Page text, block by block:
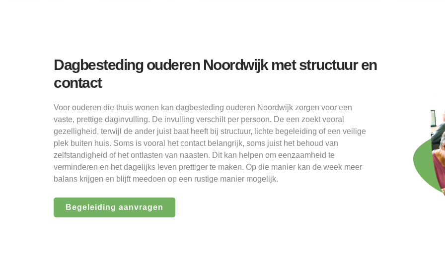
Dagbesteding ouderen Noordwijk met structuur en
contact
Voor ouderen die thuis wonen kan dagbesteding ouderen Noordwijk zorgen voor een
vaste, prettige daginvulling. De invulling verschilt per persoon. De een zoekt vooral
gezelligheid, terwijl de ander juist baat heeft bij structuur, lichte begeleiding of een veilige
plek buiten huis. Soms is vooral het contact belangrijk, soms juist het behoud van
zelfstandigheid of het ontlasten van naasten. Dit kan helpen om eenzaamheid te
verminderen en het dagelijks leven prettiger te maken. Op die manier kan de week meer
balans krijgen en blijft meedoen op een rustige manier mogelijk.
Begeleiding aanvragen